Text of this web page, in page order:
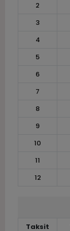
2
3
4
5
6
7
8
9
10
11
12
Taksit